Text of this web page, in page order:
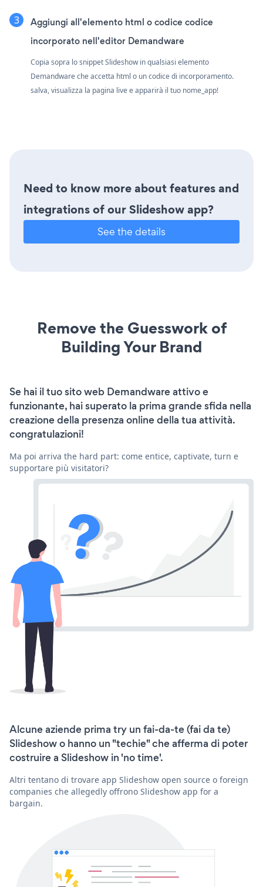
Aggiungi all'elemento html o codice codice
incorporato nell'editor Demandware
Copia sopra lo snippet Slideshow in qualsiasi elemento
Demandware che accetta html o un codice di incorporamento.
salva, visualizza la pagina live e apparirà il tuo nome_app!
Need to know more about features and
integrations of our Slideshow app?
See the details
Remove the Guesswork of
Building Your Brand
Se hai il tuo sito web Demandware attivo e
funzionante, hai superato la prima grande sfida nella
creazione della presenza online della tua attività.
congratulazioni!
Ma poi arriva the hard part: come entice, captivate, turn e
supportare più visitatori?
Alcune aziende prima try un fai-da-te (fai da te)
Slideshow o hanno un "techie" che afferma di poter
costruire a Slideshow in 'no time'.
Altri tentano di trovare app Slideshow open source o foreign
companies che allegedly offrono Slideshow app for a
bargain.